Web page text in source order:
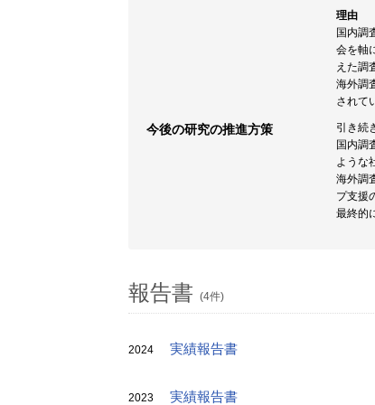
理由
国内調
会を軸
えた調
海外調
されて
今後の研究の推進方策
引き続
国内調
ような
海外調
プ支援
最終的
報告書 (4件)
2024 実績報告書
2023 実績報告書